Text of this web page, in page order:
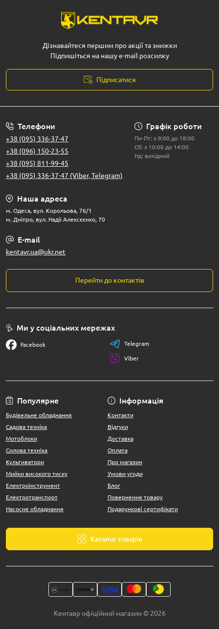
Дізнавайтеся першим про акції та знижки
Підпишіться на нашу e-mail розсилку
Підписатися
Телефони
+38 (095) 336-37-47
+38 (096) 150-23-55
+38 (095) 811-99-45
+38 (095) 336-37-47 (Viber, Telegram)
Графік роботи
Пн-Пт: з 9:00 до 18:00
Сб: з 10:00 до 14:00
Нд: вихідний
Наша адреса
м. Одеса, вул. Корольова, 76/1
м. Дніпро, вул. Надії Алексєєнко, 70
E-mail
kentavr.ua@ukr.net
Перейти до контактів
Популярне
Будівельне обладнання
Садова техніка
Мотоблоки
Силова техніка
Культиватори
Мийки високого тиску
Електроінструмент
Електротранспорт
Насосне обладнання
Інформація
Контакти
Відгуки
Доставка
Оплата
Про магазин
Умови угоди
Блог
Повернення товару
Подарункові сертифікати
Каталог товарів
Ми у соціальних мережах
Facebook Telegram
Viber
Кентавр офіційний магазин © 2026